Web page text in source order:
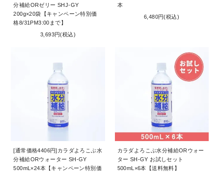
分補給ORゼリー SHJ-GY
200g×20袋【キャンペーン特別価
格8/31PM3:00まで】
3,693円(税込)
本
6,480円(税込)
[通常価格4406円]カラダよろこぶ水
分補給ORウォーター SH-GY
500mL×24本【キャンペーン特別価
カラダよろこぶ水分補給ORウォー
ター SH-GY お試しセット
500mL×6本【送料無料】